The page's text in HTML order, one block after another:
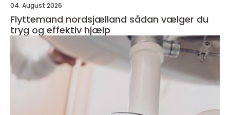
04. August 2026
Flyttemand nordsjælland sådan vælger du
tryg og effektiv hjælp